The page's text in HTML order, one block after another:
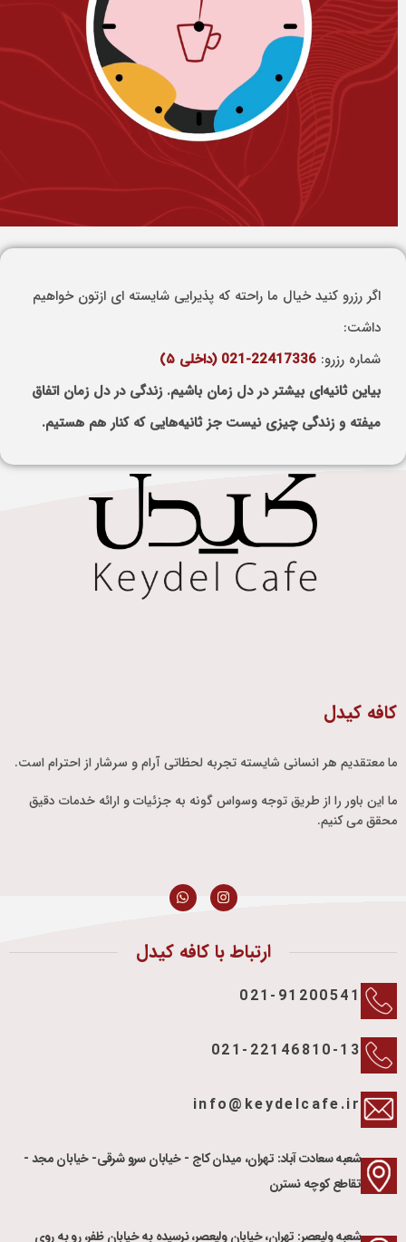
‎اگر رزرو کنید خیال ما راحته که پذیرایی شایسته ای ازتون خواهیم
داشت:
شماره رزرو: ‎021-22417336 (داخلی ۵)
بیاین ثانیه‌ای بیشتر در دل زمان باشیم. ‏‎زندگی در دل زمان اتفاق
میفته و زندگی چیزی نیست جز ثانیه‌هایی که کنار هم هستیم.
کافه کیدل
ما معتقدیم هر انسانی شایسته تجربه لحظاتی آرام و سرشار از احترام است.
ما این باور را از طریق توجه وسواس گونه به جزئیات و ارائه خدمات دقیق
محقق می کنیم.
ارتباط با کافه کیدل
021-91200541
021-22146810-13
info@keydelcafe.ir
شعبه سعادت آباد: تهران، میدان کاج - خیابان سرو شرقی- خیابان مجد -
تقاطع کوچه نسترن
شعبه ولیعصر: تهران، خیابان ولیعصر، نرسیده به خیابان ظفر، رو به روی